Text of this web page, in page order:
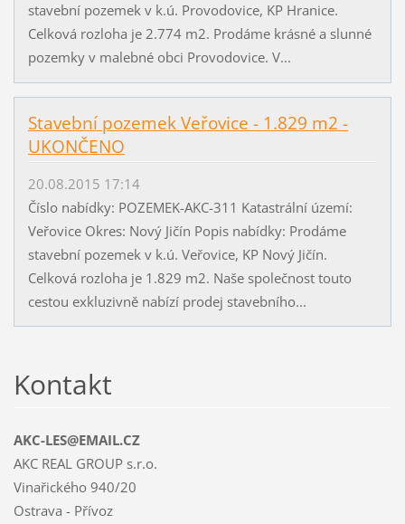
stavební pozemek v k.ú. Provodovice, KP Hranice.
Celková rozloha je 2.774 m2. Prodáme krásné a slunné
pozemky v malebné obci Provodovice. V...
Stavební pozemek Veřovice - 1.829 m2 -
UKONČENO
20.08.2015 17:14
Číslo nabídky: POZEMEK-AKC-311 Katastrální území:
Veřovice Okres: Nový Jičín Popis nabídky: Prodáme
stavební pozemek v k.ú. Veřovice, KP Nový Jičín.
Celková rozloha je 1.829 m2. Naše společnost touto
cestou exkluzivně nabízí prodej stavebního...
Kontakt
AKC-LES@EMAIL.CZ
AKC REAL GROUP s.r.o.
Vinařického 940/20
Ostrava - Přívoz